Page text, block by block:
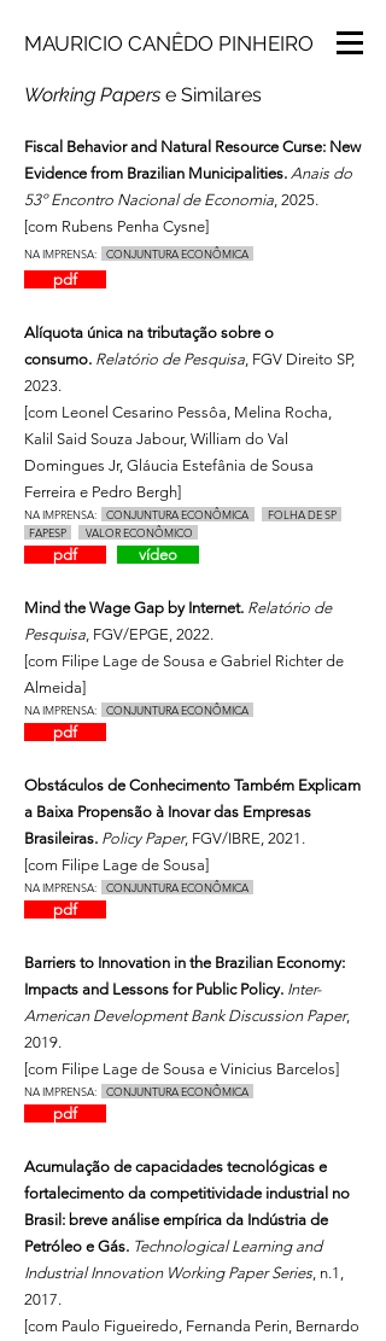
MAURICIO CANÊDO PINHEIRO
Working Papers e Similares
Fiscal Behavior and Natural Resource Curse: New
Evidence from Brazilian Municipalities. Anais do
53º Encontro Nacional de Economia, 2025.
[com Rubens Penha Cysne]​
NA IMPRENSA: CONJUNTURA ECONÔMICA
pdf
Alíquota única na tributação sobre o
consumo. Relatório de Pesquisa, FGV Direito SP,
2023.
[com Leonel Cesarino Pessôa, Melina Rocha,
Kalil Said Souza Jabour, William do Val
Domingues Jr, Gláucia Estefânia de Sousa
Ferreira e Pedro Bergh]
NA IMPRENSA: CONJUNTURA ECONÔMICA
FOLHA DE SP
FAPESP
VALOR ECONÔMICO
pdf vídeo
Mind the Wage Gap by Internet. Relatório de
Pesquisa, FGV/EPGE, 2022.
[com Filipe Lage de Sousa e Gabriel Richter de
Almeida]
NA IMPRENSA: CONJUNTURA ECONÔMICA
pdf
Obstáculos de Conhecimento Também Explicam
a Baixa Propensão à Inovar das Empresas
Brasileiras. Policy Paper, FGV/IBRE, 2021.
[com Filipe Lage de Sousa]
NA IMPRENSA: CONJUNTURA ECONÔMICA
pdf
Barriers to Innovation in the Brazilian Economy:
Impacts and Lessons for Public Policy. Inter-
American Development Bank Discussion Paper,
2019.
[com Filipe Lage de Sousa e Vinicius Barcelos]
NA IMPRENSA: CONJUNTURA ECONÔMICA
pdf
Acumulação de capacidades tecnológicas e
fortalecimento da competitividade industrial no
Brasil: breve análise empírica da Indústria de
Petróleo e Gás. Technological Learning and
Industrial Innovation Working Paper Series, n.1,
2017.
[com Paulo Figueiredo, Fernanda Perin, Bernardo